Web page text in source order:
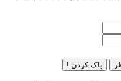
پاک کردن !